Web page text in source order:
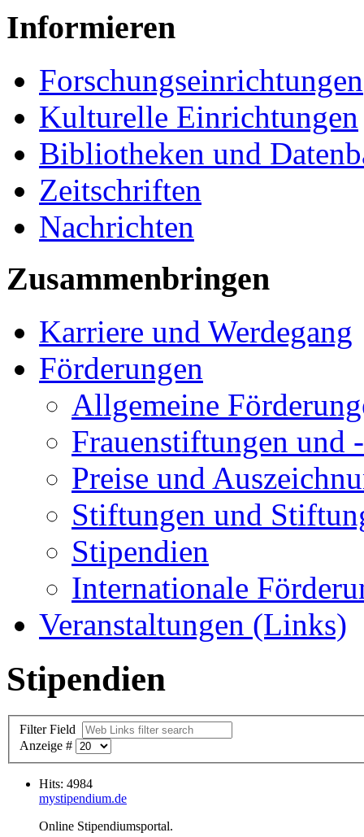
Informieren
Forschungseinrichtungen
Kulturelle Einrichtungen
Bibliotheken und
Zeitschriften
Nachrichten
Zusammenbringen
Karriere und Werdegang
Förderungen
Allgemeine
Frauenstiftungen und
Preise und
Stiftungen und
Stipendien
Internationale
Veranstaltungen (Links)
Stipendien
Filter Field
Anzeige #
Hits: 4984
mystipendium.de
Online Stipendiumsportal.